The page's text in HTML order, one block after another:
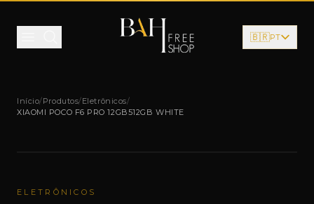
🇧🇷PT
Início/Produtos/Eletrônicos/
XIAOMI POCO F6 PRO 12GB512GB WHITE
ELETRÔNICOS